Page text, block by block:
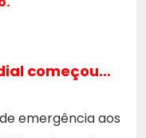
começou…
emergência aos